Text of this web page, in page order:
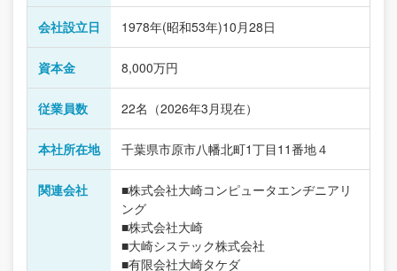
会社設立日 1978年(昭和53年)10月28日
資本金 8,000万円
従業員数 22名（2026年3月現在）
本社所在地 千葉県市原市八幡北町1丁目11番地４
関連会社
■株式会社大崎コンピュータエンヂニアリ
ング
■株式会社大崎
■大崎システック株式会社
■有限会社大崎タケダ